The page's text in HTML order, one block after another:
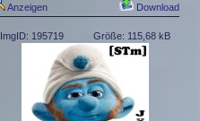
Anzeigen Download
ImgID: 195719 Größe: 115,68 kB